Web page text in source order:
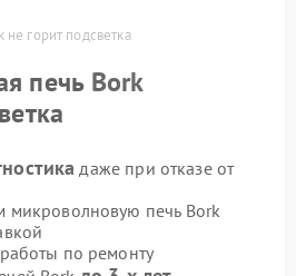
горит подсветка
печь Bork
даже при отказе от
микроволновую печь Bork
по ремонту